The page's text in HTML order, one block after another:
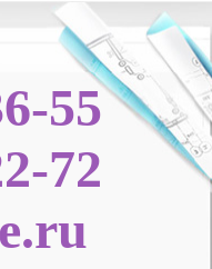
55
72